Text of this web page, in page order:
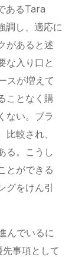
あるTara
調し、適応に
があると述
な入り口と
スが増えて
ことなく購
ない。ブラ
較され、
る。こうし
とができる
グをけん引
んでいるに
事項として